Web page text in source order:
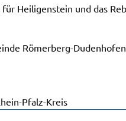
Heiligenstein und das
Römerberg-
Pfalz-Kreis